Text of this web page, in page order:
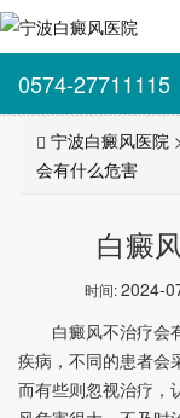
0574-27711115
宁波白癜风医院
会有什么危害
白癜
时间:2024-
白癜风不治疗会
疾病，不同的患者会
而有些则忽视治疗，